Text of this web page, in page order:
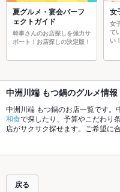
夏グルメ・宴会パーフ
ェクトガイド
幹事さんのお店探しを強力サ
ポート！お店探しの決定版！
女
女
て
い！
中洲川端 もつ鍋のグルメ情報
中洲川端 もつ鍋のお店一覧です
和食で探したり、予算やこだわり
店がサクサク探せます。ご希望に
エビ料理や季節のおすすめ料理な
しの飲み会にも、会社の宴会にも
トペッパーグルメをご利用ください
戻る